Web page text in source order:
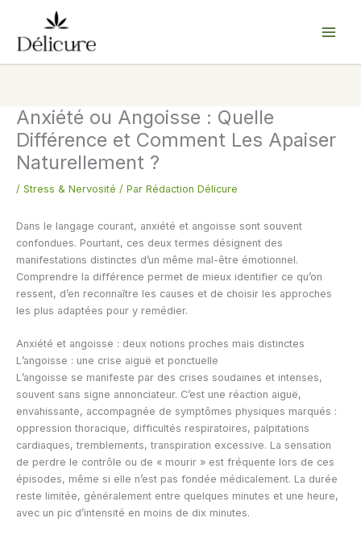
contenu
Anxiété ou Angoisse : Quelle
Différence et Comment Les Apaiser
Naturellement ?
/ Stress & Nervosité / Par Rédaction Délicure
Dans le langage courant, anxiété et angoisse sont souvent
confondues. Pourtant, ces deux termes désignent des
manifestations distinctes d’un même mal-être émotionnel.
Comprendre la différence permet de mieux identifier ce qu’on
ressent, d’en reconnaître les causes et de choisir les approches
les plus adaptées pour y remédier.
Anxiété et angoisse : deux notions proches mais distinctes
L’angoisse : une crise aiguë et ponctuelle
L’angoisse se manifeste par des crises soudaines et intenses,
souvent sans signe annonciateur. C’est une réaction aiguë,
envahissante, accompagnée de symptômes physiques marqués :
oppression thoracique, difficultés respiratoires, palpitations
cardiaques, tremblements, transpiration excessive. La sensation
de perdre le contrôle ou de « mourir » est fréquente lors de ces
épisodes, même si elle n’est pas fondée médicalement. La durée
reste limitée, généralement entre quelques minutes et une heure,
avec un pic d’intensité en moins de dix minutes.